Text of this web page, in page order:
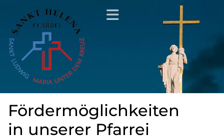
Fördermöglichkeiten
in unserer Pfarrei